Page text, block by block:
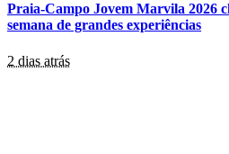
Praia-Campo Jovem Marvila 2026
semana de grandes experiências
2 dias atrás